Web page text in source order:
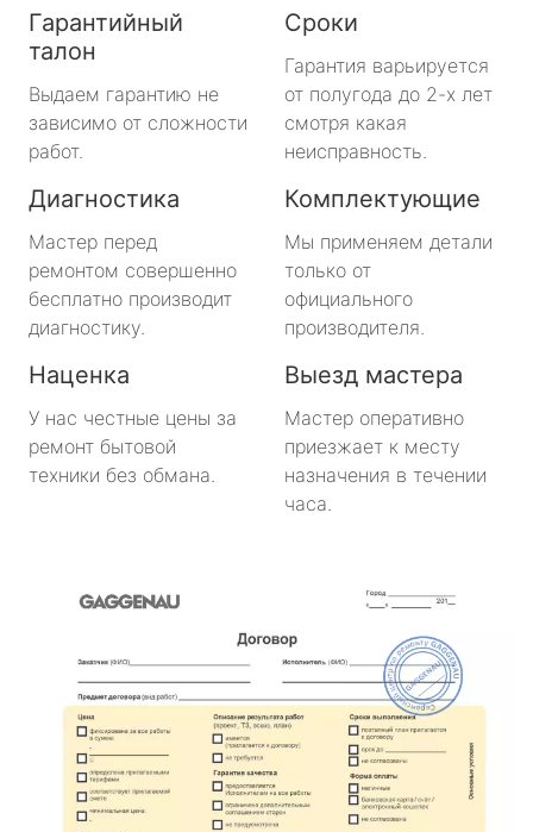
Гарантийный
талон
Выдаем гарантию не
зависимо от сложности
работ.
Сроки
Гарантия варьируется
от полугода до 2-х лет
смотря какая
неисправность.
Диагностика
Мастер перед
ремонтом совершенно
бесплатно производит
диагностику.
Комплектующие
Мы применяем детали
только от
официального
производителя.
Наценка
У нас честные цены за
ремонт бытовой
техники без обмана.
Выезд мастера
Мастер оперативно
приезжает к месту
назначения в течении
часа.